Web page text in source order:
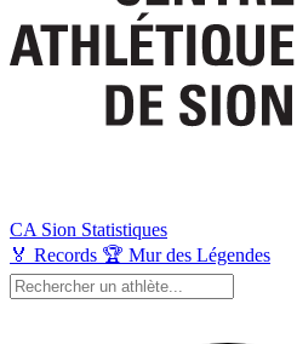
CA Sion Statistiques
🏅 Records 🏆 Mur des Légendes